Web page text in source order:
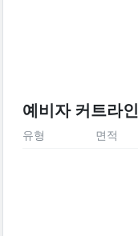
예비자 커트라인
유형 면적